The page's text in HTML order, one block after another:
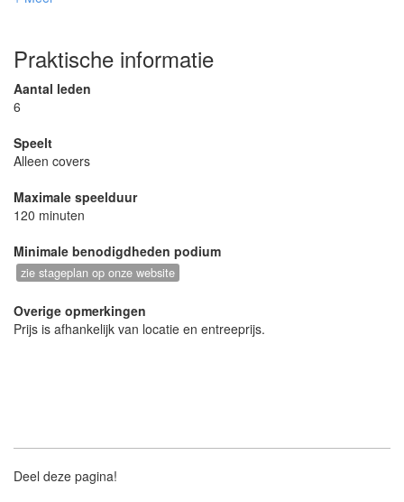
Praktische informatie
Aantal leden
6
Speelt
Alleen covers
Maximale speelduur
120 minuten
Minimale benodigdheden podium
zie stageplan op onze website
Overige opmerkingen
Prijs is afhankelijk van locatie en entreeprijs.
Deel deze pagina!